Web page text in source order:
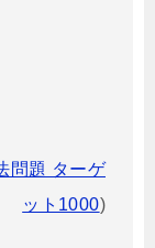
問題 ターゲ
ット1000)